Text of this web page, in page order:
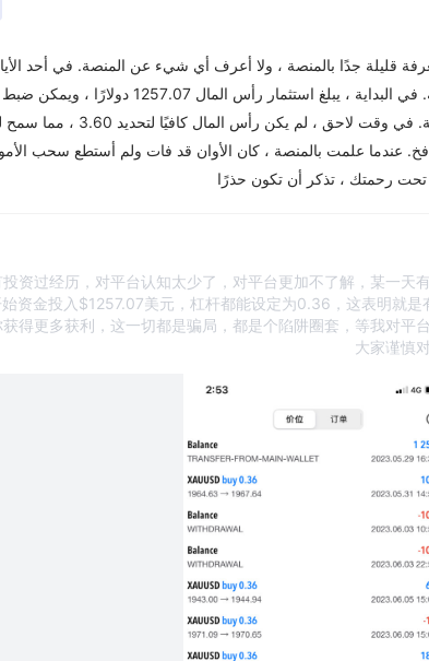
قليلة جدًا بالمنصة ، ولا أعرف أي شيء عن المنصة. في أحد
أحدهم إننا متجهون إلينا وأحضرني للاستثمار معه. في البداية ، يبلغ استثمار رأس المال
المالية على 0.36. هذا يدل على أن هناك مشكلة. في وقت
فخ. عندما علمت بالمنصة ، كان الأوان قد فات ولم أستطع سحب
تحت رحمتك ، تذكر أن تكون حذرًا
资过经历，对平台认知太少了，对平台更加不了解，某一天
资金投入$1257.07美元，杠杆都能设定为0.36，这表明就
得更多获利，这一切都是骗局，都是个陷阱圈套，等我对平
大家谨慎